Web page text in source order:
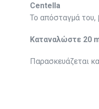
Centella
Το απόσταγμά του,
Καταναλώστε 20
Παρασκευάζεται